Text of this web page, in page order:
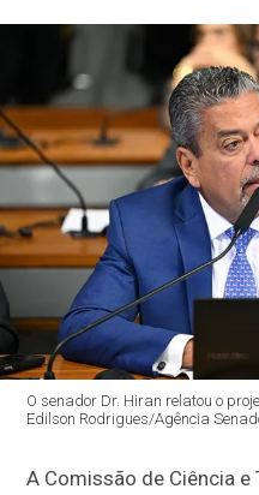
O senador Dr. Hiran relatou o
Edilson Rodrigues/Agência
A Comissão de Ciência e